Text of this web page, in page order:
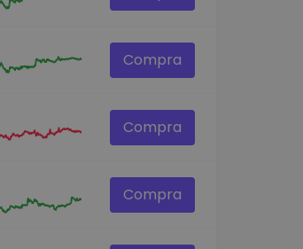
Compra
Compra
Compra